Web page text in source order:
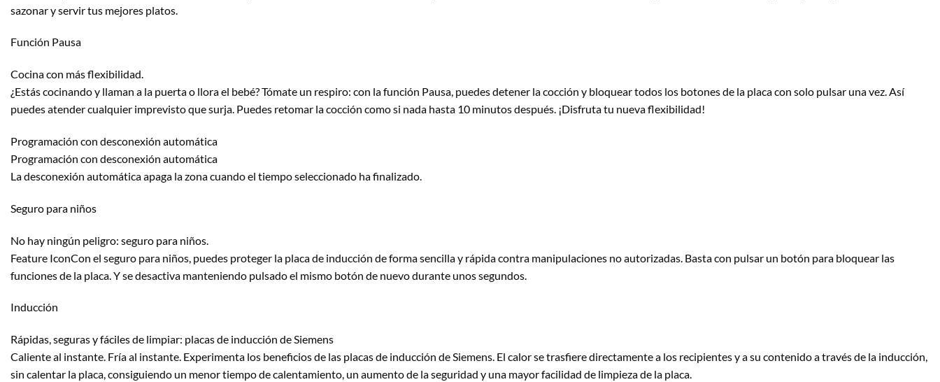
sazonar y servir tus mejores platos.
Función Pausa
Cocina con más flexibilidad.
¿Estás cocinando y llaman a la puerta o llora el bebé? Tómate un respiro: con la función Pausa, puedes detener la cocción y bloquear todos los botones de la placa con solo pulsar una vez. Así
puedes atender cualquier imprevisto que surja. Puedes retomar la cocción como si nada hasta 10 minutos después. ¡Disfruta tu nueva flexibilidad!
Programación con desconexión automática
Programación con desconexión automática
La desconexión automática apaga la zona cuando el tiempo seleccionado ha finalizado.
Seguro para niños
No hay ningún peligro: seguro para niños.
Feature IconCon el seguro para niños, puedes proteger la placa de inducción de forma sencilla y rápida contra manipulaciones no autorizadas. Basta con pulsar un botón para bloquear las
funciones de la placa. Y se desactiva manteniendo pulsado el mismo botón de nuevo durante unos segundos.
Inducción
Rápidas, seguras y fáciles de limpiar: placas de inducción de Siemens
Caliente al instante. Fría al instante. Experimenta los beneficios de las placas de inducción de Siemens. El calor se trasfiere directamente a los recipientes y a su contenido a través de la inducción,
sin calentar la placa, consiguiendo un menor tiempo de calentamiento, un aumento de la seguridad y una mayor facilidad de limpieza de la placa.